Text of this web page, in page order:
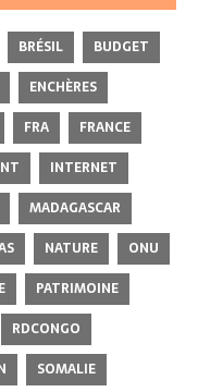
BRÉSIL
BUDGET
ENCHÈRES
FRA
FRANCE
INTERNET
MADAGASCAR
NATURE
ONU
PATRIMOINE
RDCONGO
SOMALIE